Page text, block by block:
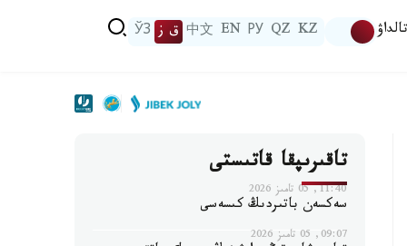
تالداۋ KZ
QZ
РУ
EN
中文 ق ز ЎЗ
تاقىرىپقا قاتىستى
11:40, 05 تامىز 2026
سەكسەن باتىردىڭ كىسەسى
09:07, 05 تامىز 2026